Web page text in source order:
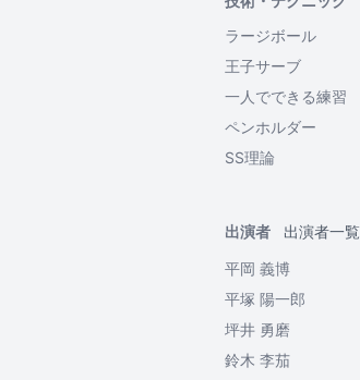
ラージボール
王子サーブ
一人でできる練習
ペンホルダー
SS理論
出演者
出演者一覧
平岡 義博
平塚 陽一郎
坪井 勇磨
鈴木 李茄